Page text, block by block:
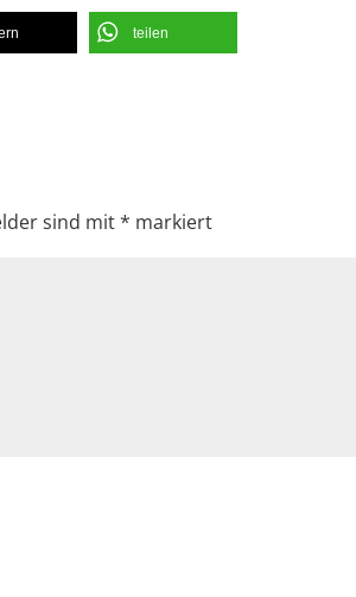
teilen
sind mit* markiert